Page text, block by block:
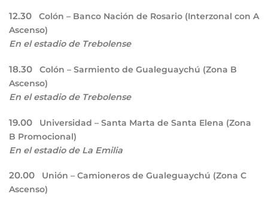
12.30 Colón – Banco Nación de Rosario (Interzonal con A
Ascenso)
En el estadio de Trebolense
18.30 Colón – Sarmiento de Gualeguaychú (Zona B
Ascenso)
En el estadio de Trebolense
19.00 Universidad – Santa Marta de Santa Elena (Zona
B Promocional)
En el estadio de La Emilia
20.00 Unión – Camioneros de Gualeguaychú (Zona C
Ascenso)